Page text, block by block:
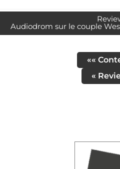
Audiodrom sur le couple
««
«